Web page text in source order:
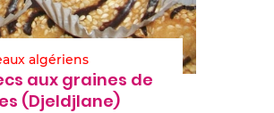
algériens
aux graines de
(Djeldjlane)